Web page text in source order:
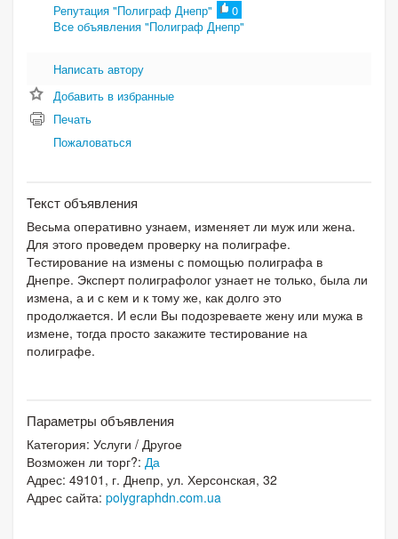
Репутация "Полиграф Днепр"
0
Все объявления "Полиграф Днепр"
Написать автору
Добавить в избранные
Печать
Пожаловаться
Текст объявления
Весьма оперативно узнаем, изменяет ли муж или жена.
Для этого проведем проверку на полиграфе.
Тестирование на измены с помощью полиграфа в
Днепре. Эксперт полиграфолог узнает не только, была ли
измена, а и с кем и к тому же, как долго это
продолжается. И если Вы подозреваете жену или мужа в
измене, тогда просто закажите тестирование на
полиграфе.
Параметры объявления
Категория: Услуги / Другое
Возможен ли торг?: Да
Адрес: 49101, г. Днепр, ул. Херсонская, 32
Адрес сайта: polygraphdn.com.ua